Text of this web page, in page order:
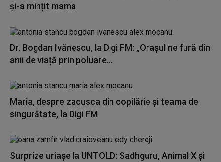
și-a mințit mama
Dr. Bogdan Ivănescu, la Digi FM: „Orașul ne fură din
anii de viață prin poluare...
Maria, despre zacusca din copilărie și teama de
singurătate, la Digi FM
Surprize uriașe la UNTOLD: Sadhguru, Animal X și